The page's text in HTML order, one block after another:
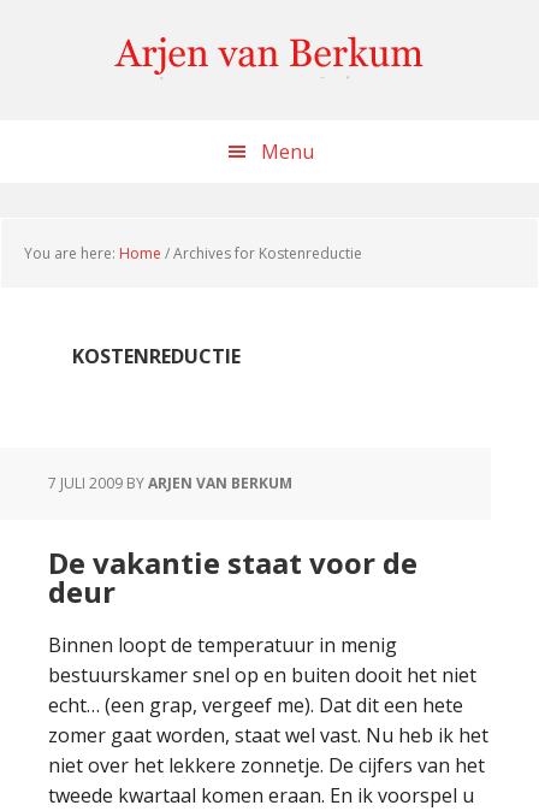
Menu
You are here: Home /Archives for Kostenreductie
KOSTENREDUCTIE
7 JULI 2009 BYARJEN VAN BERKUM
De vakantie staat voor de
deur
Binnen loopt de temperatuur in menig
bestuurskamer snel op en buiten dooit het niet
echt… (een grap, vergeef me). Dat dit een hete
zomer gaat worden, staat wel vast. Nu heb ik het
niet over het lekkere zonnetje. De cijfers van het
tweede kwartaal komen eraan. En ik voorspel u